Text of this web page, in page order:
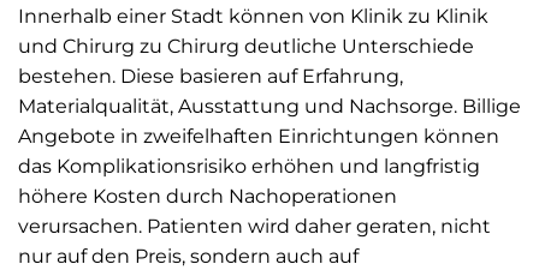
Innerhalb einer Stadt können von Klinik zu Klinik
und Chirurg zu Chirurg deutliche Unterschiede
bestehen. Diese basieren auf Erfahrung,
Materialqualität, Ausstattung und Nachsorge. Billige
Angebote in zweifelhaften Einrichtungen können
das Komplikationsrisiko erhöhen und langfristig
höhere Kosten durch Nachoperationen
verursachen. Patienten wird daher geraten, nicht
nur auf den Preis, sondern auch auf